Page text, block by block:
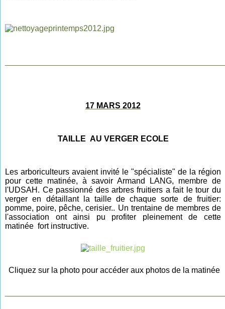
17 MARS 2012
TAILLE AU VERGER ECOLE
Les arboriculteurs avaient invité le "spécialiste" de la région
pour cette matinée, à savoir Armand LANG, membre de
l'UDSAH. Ce passionné des arbres fruitiers a fait le tour du
verger en détaillant la taille de chaque sorte de fruitier:
pomme, poire, pêche, cerisier.. Un trentaine de membres de
l'association ont ainsi pu profiter pleinement de cette
matinée fort instructive.
Cliquez sur la photo pour accéder aux photos de la matinée